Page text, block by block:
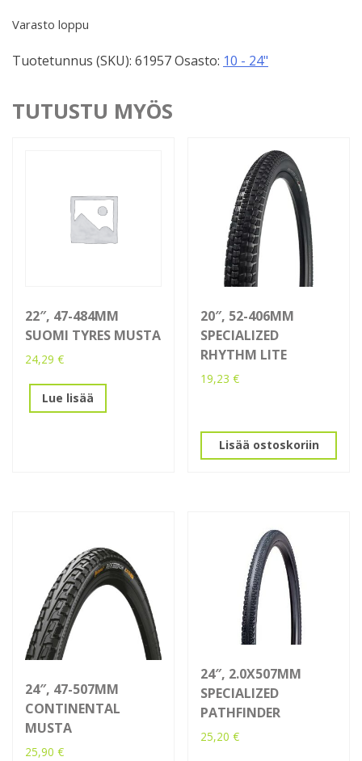
Varasto loppu
Tuotetunnus (SKU): 61957Osasto: 10 - 24"
TUTUSTU MYÖS
22″, 47-484MM
SUOMI TYRES MUSTA
24,29 €
Lue lisää
20″, 52-406MM
SPECIALIZED
RHYTHM LITE
19,23€
Lisää ostoskoriin
24″, 47-507MM
CONTINENTAL
MUSTA
25,90 €
24″, 2.0X507MM
SPECIALIZED
PATHFINDER
25,20€